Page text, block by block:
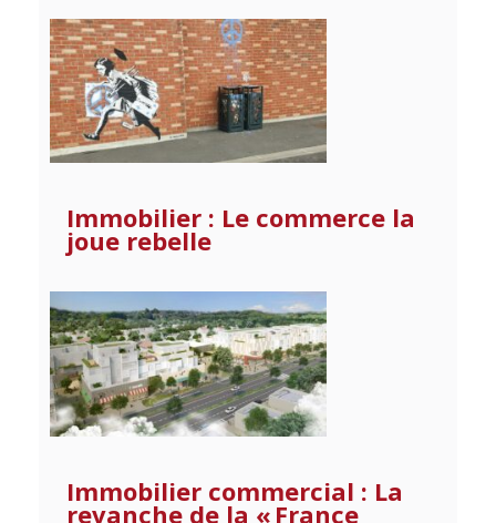
Immobilier : Le commerce la
joue rebelle
Immobilier commercial : La
revanche de la « France